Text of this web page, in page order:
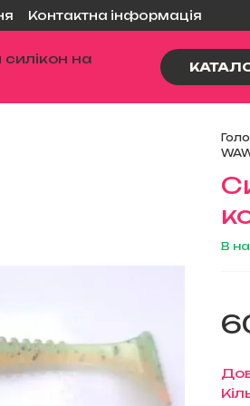
Контактна інформація
В